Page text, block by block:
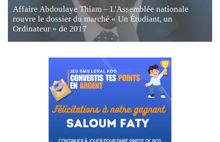
Affaire Abdoulaye Thiam – L'Assemblée nationale
rouvre le dossier du marché « Un Étudiant, un
Ordinateur » de 2017